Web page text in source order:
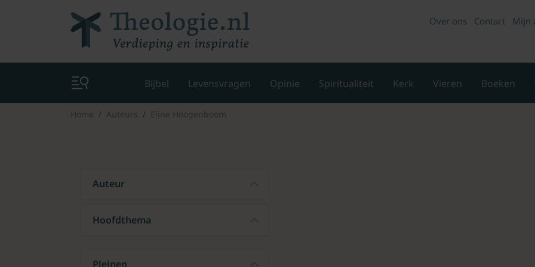
Over ons Contact Mijn
Bijbel Levensvragen Opinie Spiritualiteit Kerk Vieren Boeken
Home Auteurs Eline Hoogenboom
Auteur
Hoofdthema
Pleinen